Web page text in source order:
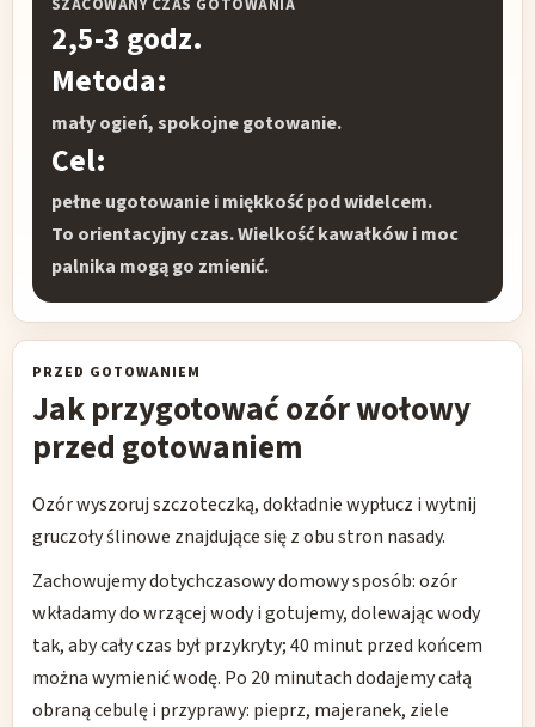
SZACOWANY CZAS GOTOWANIA
2,5-3 godz.
Metoda:
mały ogień, spokojne gotowanie.
Cel:
pełne ugotowanie i miękkość pod widelcem.
To orientacyjny czas. Wielkość kawałków i moc
palnika mogą go zmienić.
PRZED GOTOWANIEM
Jak przygotować ozór wołowy
przed gotowaniem
Ozór wyszoruj szczoteczką, dokładnie wypłucz i wytnij
gruczoły ślinowe znajdujące się z obu stron nasady.
Zachowujemy dotychczasowy domowy sposób: ozór
wkładamy do wrzącej wody i gotujemy, dolewając wody
tak, aby cały czas był przykryty; 40 minut przed końcem
można wymienić wodę. Po 20 minutach dodajemy całą
obraną cebulę i przyprawy: pieprz, majeranek, ziele